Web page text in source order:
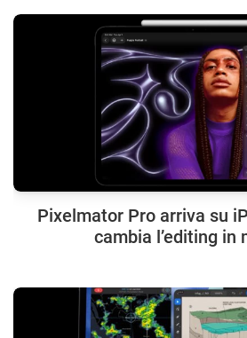
Pixelmator Pro arriva su
cambia l’editing in